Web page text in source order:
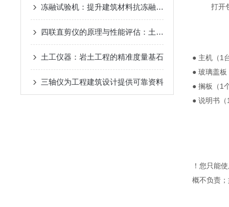
冻融试验机：提升建筑材料抗冻融性能的关键设备
四联直剪仪的原理与性能评估：土壤力学研究的新工具
土工仪器：岩土工程的精准度量基石
三轴仪为工程建筑设计提供可靠资料
打开
● 主机（1
● 玻璃盖板
● 搁板（1
● 说明书（
！您只能
概不负责